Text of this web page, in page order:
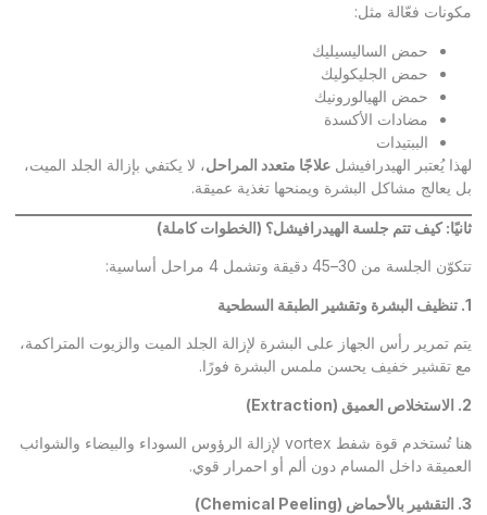
مكونات فعّالة مثل:
حمض الساليسيليك
حمض الجليكوليك
حمض الهيالورونيك
مضادات الأكسدة
الببتيدات
لهذا يُعتبر الهيدرافيشل علاجًا متعدد المراحل، لا يكتفي بإزالة الجلد الميت،
بل يعالج مشاكل البشرة ويمنحها تغذية عميقة.
ثانيًا: كيف تتم جلسة الهيدرافيشل؟ (الخطوات كاملة)
تتكوّن الجلسة من 30–45 دقيقة وتشمل 4 مراحل أساسية:
1. تنظيف البشرة وتقشير الطبقة السطحية
يتم تمرير رأس الجهاز على البشرة لإزالة الجلد الميت والزيوت المتراكمة،
مع تقشير خفيف يحسن ملمس البشرة فورًا.
2. الاستخلاص العميق (Extraction)
هنا تُستخدم قوة شفط vortex لإزالة الرؤوس السوداء والبيضاء والشوائب
العميقة داخل المسام دون ألم أو احمرار قوي.
3. التقشير بالأحماض (Chemical Peeling)